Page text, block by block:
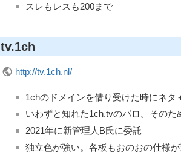
スレもレスも200まで
tv.1ch
http://tv.1ch.nl/
1chのドメインを借り受けた時にネ
いわずと知れた1ch.tvのパロ。その
2021年に新管理人B氏に委託
独立色が強い。各板もおのおの仕様